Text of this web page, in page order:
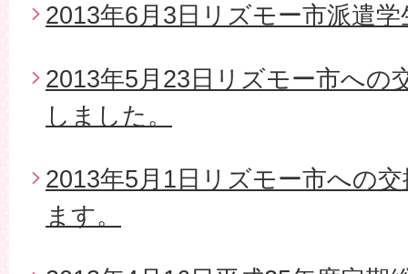
2013年6月3日リズモー市派遣学
2013年5月23日リズモー市への
しました。
2013年5月1日リズモー市への
ます。